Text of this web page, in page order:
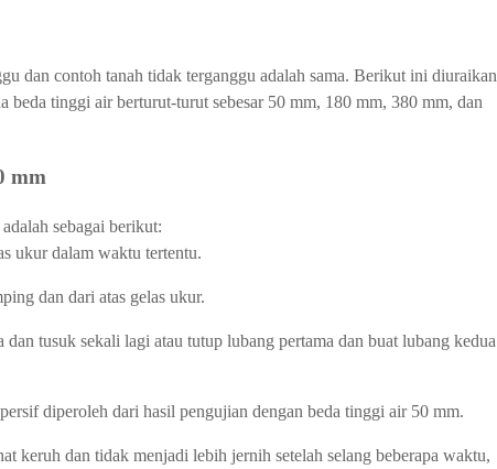
dan contoh tanah tidak terganggu adalah sama. Berikut ini diuraikan
beda tinggi air berturut-turut sebesar 50 mm, 180 mm, 380 mm, dan
mm
sebagai berikut:
ukur dalam waktu tertentu.
dan dari atas gelas ukur.
tusuk sekali lagi atau tutup lubang pertama dan buat lubang kedua
diperoleh dari hasil pengujian dengan beda tinggi air 50 mm.
keruh dan tidak menjadi lebih jernih setelah selang beberapa waktu,